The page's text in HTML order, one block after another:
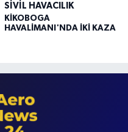
SIVIL HAVACILIK
KİKOBOGA
HAVALİMANI'NDA İKİ KAZA